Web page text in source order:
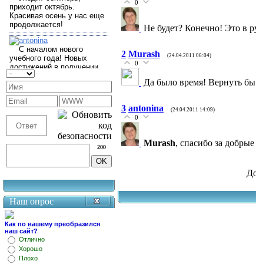
200
Наш опрос
Как по вашему преобразился
наш сайт?
Отлично
Хорошо
Плохо
0
Не будет? Конечно! Это в
2 Murash (24.04.2011 06:04)
0
Да было время! Вернуть бы
3 antonina (24.04.2011 14:09)
0
Murash, спасибо за